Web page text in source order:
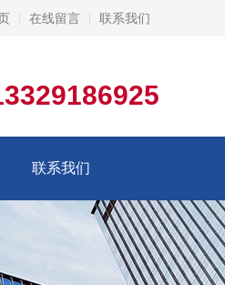
在线留言 联系我们
联系我们